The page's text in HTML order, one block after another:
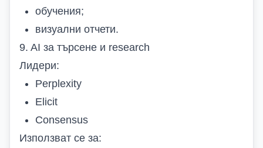
обучения;
визуални отчети.
9. AI за търсене и research
Лидери:
Perplexity
Elicit
Consensus
Използват се за: